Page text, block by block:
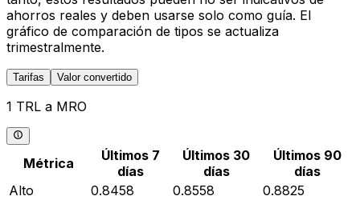
ahorros reales y deben usarse solo como guía. El
gráfico de comparación de tipos se actualiza
trimestralmente.
Tarifas Valor convertido
1 TRL a MRO
Métrica
Últimos 7
días
Últimos 30
días
Últimos 90
días
Alto
0.8458 0.8558
0.8825